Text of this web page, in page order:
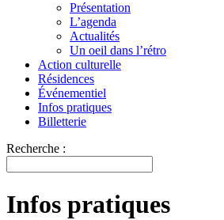
Présentation
L’agenda
Actualités
Un oeil dans l’rétro
Action culturelle
Résidences
Événementiel
Infos pratiques
Billetterie
Recherche :
Infos pratiques